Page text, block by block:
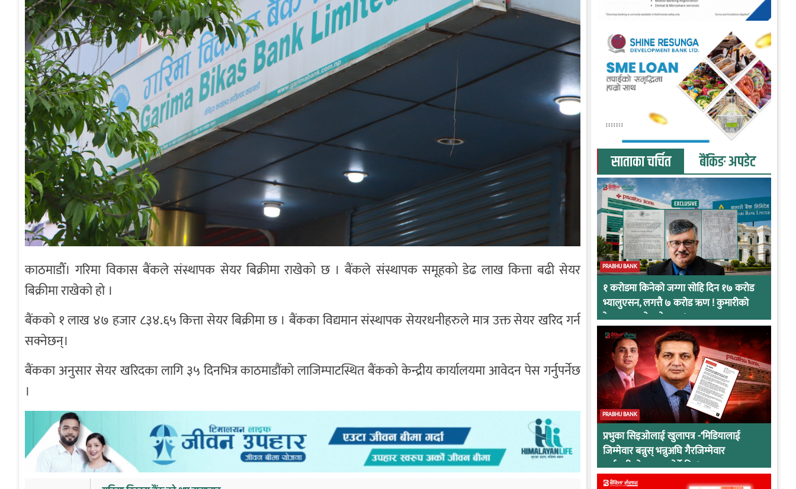
काठमाडौँ। गरिमा विकास बैंकले संस्थापक सेयर बिक्रीमा राखेको छ । बैंकले संस्थापक समूहको डेढ लाख कित्ता बढी सेयर
बिक्रीमा राखेको हो ।
बैंकको १ लाख ४७ हजार ८३४.६५ कित्ता सेयर बिक्रीमा छ । बैंकका विद्यमान संस्थापक सेयरधनीहरुले मात्र उक्त सेयर खरिद गर्न
सक्नेछन्।
बैंकका अनुसार सेयर खरिदका लागि ३५ दिनभित्र काठमाडौंको लाजिम्पाटस्थित बैंकको केन्द्रीय कार्यालयमा आवेदन पेस गर्नुपर्नेछ
।
साताका चर्चित बैंकिङ अपडेट
PRABHU BANK
१ करोडमा किनेको जग्गा सोहि दिन १७ करोड
भ्यालुएसन, लगत्तै ७ करोड ऋण ! कुमारीको
केसमा प्रभुको कनेक्सन !
PRABHU BANK
प्रभुका सिइओलाई खुलापत्र -‘मिडियालाई
जिम्मेवार बन्नुस् भन्नुअघि गैरजिम्मेवार
कर्मचारीको व्यवहार हेर्ने कि !